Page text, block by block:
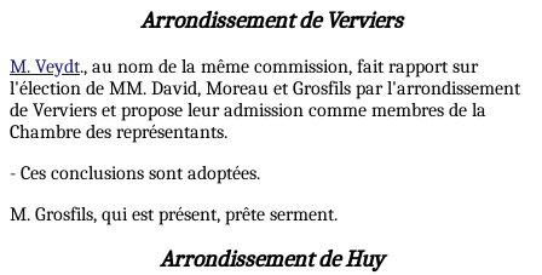
Arrondissement de Verviers
M. Veydt., au nom de la même commission, fait rapport sur
l'élection de MM. David, Moreau et Grosfils par l'arrondissement
de Verviers et propose leur admission comme membres de la
Chambre des représentants.
- Ces conclusions sont adoptées.
M. Grosfils, qui est présent, prête serment.
Arrondissement de Huy